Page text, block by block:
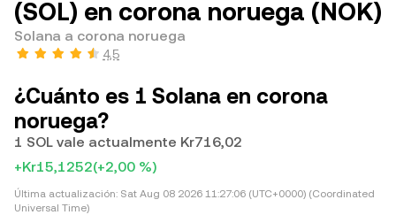
(SOL) en corona noruega (NOK)
Solana a corona noruega
4,5
¿Cuánto es 1 Solana en corona
noruega?
1 SOL vale actualmente Kr716,02
+Kr15,1252(+2,00 %)
Última actualización: Sat Aug 08 2026 11:27:06 (UTC+0000) (Coordinated
Universal Time)